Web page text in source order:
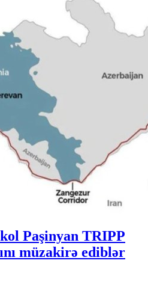
Paşinyan TRIPP
müzakirə ediblər